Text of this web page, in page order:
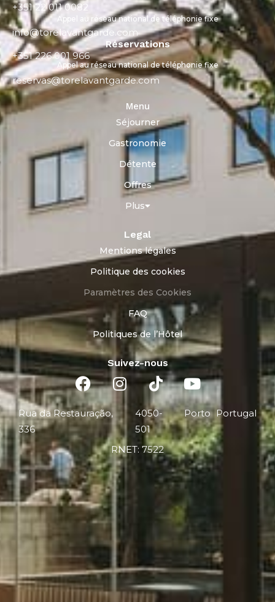
+351 22 011 0082
Appel au réseau national de téléphonie fixe
info@torelavantgarde.com
Réservations
+351 226 001 966
Appel au réseau national de téléphonie fixe
reservas@torelavantgarde.com
Menu
Séjourner
Gastronomie
Détente
Offres
Plus
Legal
Mentions légales
Politique des cookies
Paramètres des Cookies
FAQ
Politiques de l’Hôtel
Suivez-nous
Rua da Restauração,
336
4050-
501
Porto Portugal
RNET: 7522